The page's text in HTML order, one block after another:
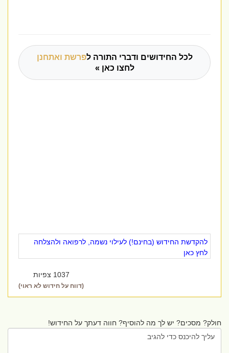
לכל החידושים ודברי התורה לפרשת ואתחנן
לחצו כאן »
להקדשת החידוש (בחינם!) לעילוי נשמה, לרפואה ולהצלחה
לחץ כאן
1037 צפיות
(דווח על חידוש לא ראוי)
חולק? מסכים? יש לך מה להוסיף? חווה דעתך על החידוש!